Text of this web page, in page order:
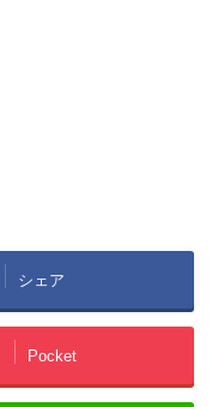
シェア
Pocket